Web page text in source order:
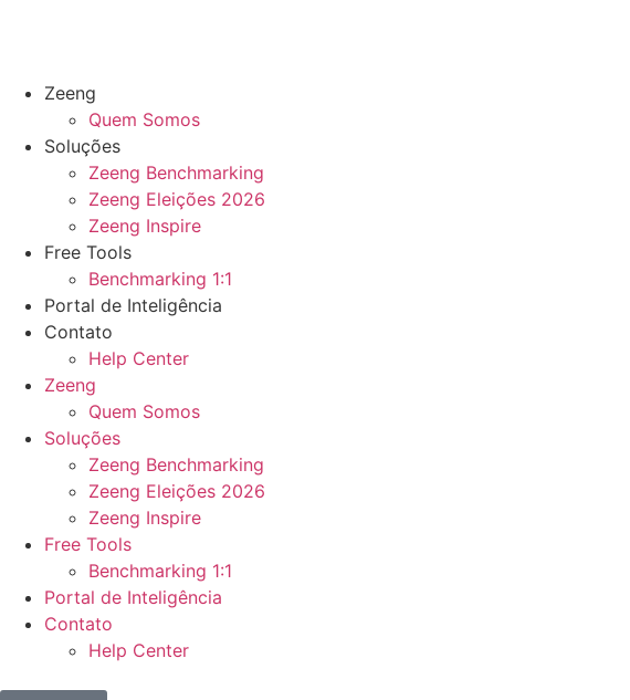
Zeeng
Quem Somos
Soluções
Zeeng Benchmarking
Zeeng Eleições 2026
Zeeng Inspire
Free Tools
Benchmarking 1:1
Portal de Inteligência
Contato
Help Center
Zeeng
Quem Somos
Soluções
Zeeng Benchmarking
Zeeng Eleições 2026
Zeeng Inspire
Free Tools
Benchmarking 1:1
Portal de Inteligência
Contato
Help Center